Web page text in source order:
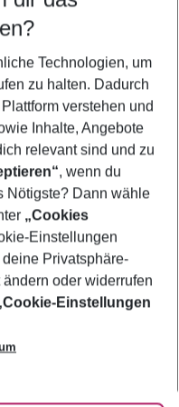
Technologien, um
zu halten. Dadurch
verstehen und
Inhalte, Angebote
relevant sind und zu
, wenn du
Nötigste? Dann wähle
„Cookies
Einstellungen
Privatsphäre-
oder widerrufen
Einstellungen